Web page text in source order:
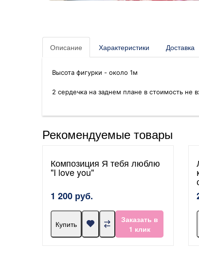
Описание Характеристики Доставка
Высота фигурки - около 1м
2 сердечка на заднем плане в стоимость не
Рекомендуемые товары
Композиция Я тебя люблю
"I love you"
1 200 руб.
Купить
Заказать в
1 клик